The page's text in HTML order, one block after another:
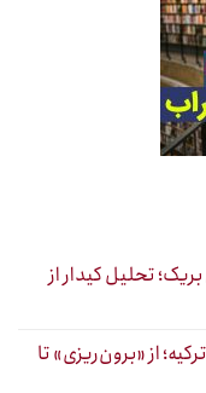
تحلیل کیدار از
از «برون‌ریزی» تا